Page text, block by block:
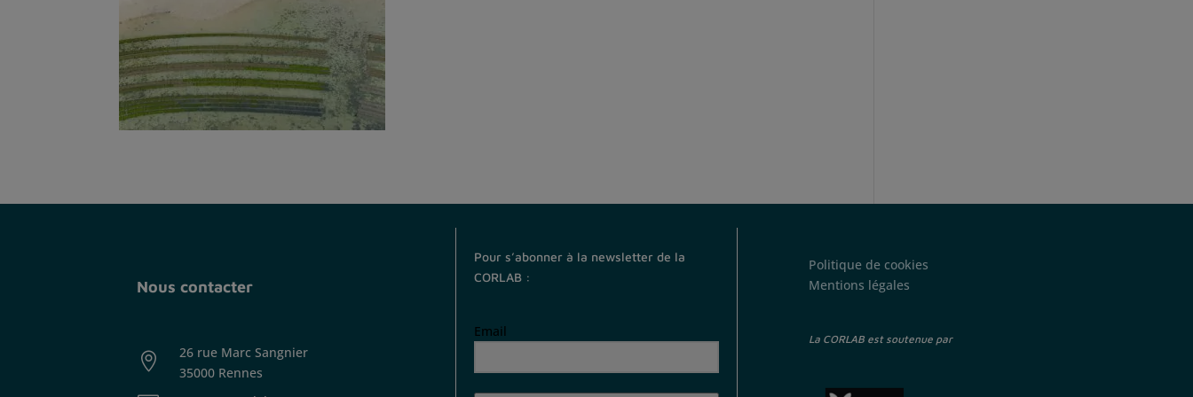
Nous contacter

26 rue Marc Sangnier
35000 Rennes
Pour s’abonner à la newsletter de la
CORLAB :
Email
Politique de cookies
Mentions légales
La CORLAB est soutenue par